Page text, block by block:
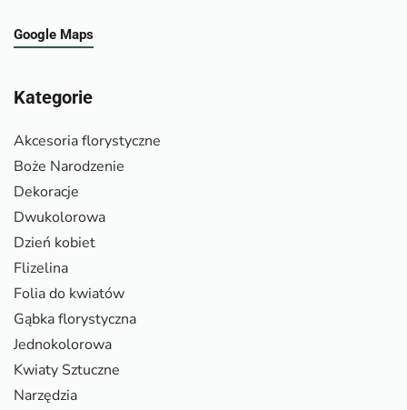
Google Maps
Kategorie
Akcesoria florystyczne
Boże Narodzenie
Dekoracje
Dwukolorowa
Dzień kobiet
Flizelina
Folia do kwiatów
Gąbka florystyczna
Jednokolorowa
Kwiaty Sztuczne
Narzędzia